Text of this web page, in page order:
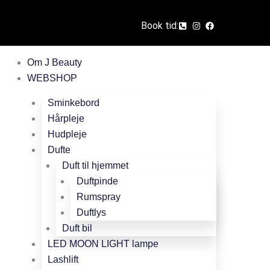
Book tid:
Om J Beauty
WEBSHOP
Sminkebord
Hårpleje
Hudpleje
Dufte
Duft til hjemmet
Duftpinde
Rumspray
Duftlys
Duft bil
LED MOON LIGHT lampe
Lashlift